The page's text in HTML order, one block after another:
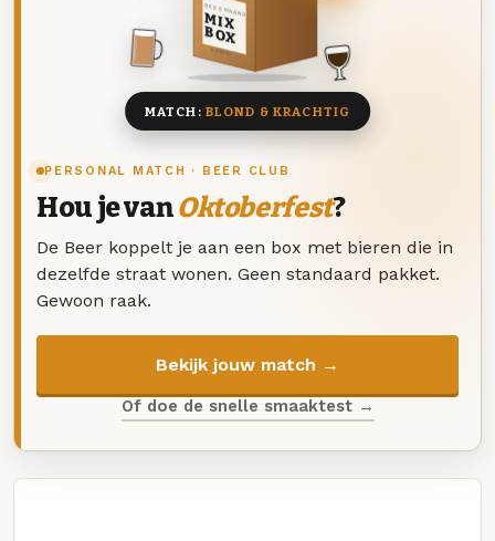
PERSONAL MATCH · BEER CLUB
Hou je vanOktoberfest?
De Beer koppelt je aan een box met bieren die in
dezelfde straat wonen. Geen standaard pakket.
Gewoon raak.
Bekijk jouw match →
Of doe de snelle smaaktest →
DEZE MAAND
MIX
BOX
8 BIEREN
MATCH: BLOND & KRACHTIG